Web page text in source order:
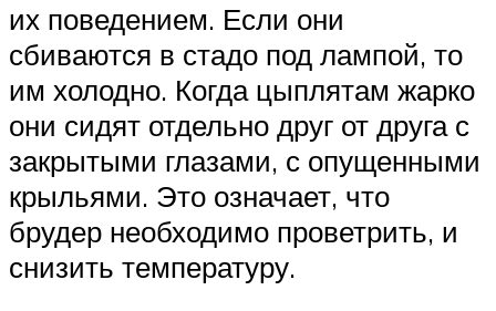
их поведением. Если они
сбиваются в стадо под лампой, то
им холодно. Когда цыплятам жарко
они сидят отдельно друг от друга с
закрытыми глазами, с опущенными
крыльями. Это означает, что
брудер необходимо проветрить, и
снизить температуру.